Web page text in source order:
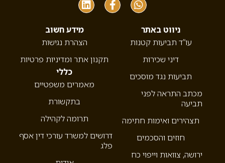
ניווט באתר
עו”ד תביעות קטנות
דיני שכירות
תביעות נגד מוסכים
מכתב התראה לפני
תביעה
תצהירים ואימות חתימה
חוזים והסכמים
ירושה, צוואות וייפוי כח
מידע חשוב
הצהרת נגישות
תקנון אתר ומדיניות פרטיות
כללי
מאמרים משפטיים
בתקשורת
תרומה לקהילה
דרושים למשרד עורכי דין אסף
פלג